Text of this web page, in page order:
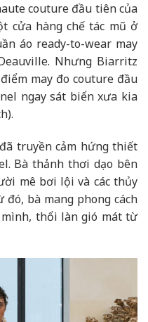
couture đầu tiên của
cửa hàng chế tác mũ ở
áo ready-to-wear may
Nhưng Biarritz
may đo couture đầu
ngay sát biển xưa kia
truyền cảm hứng thiết
Bà thảnh thơi dạo bên
mê bơi lội và các thủy
bà mang phong cách
thổi làn gió mát từ